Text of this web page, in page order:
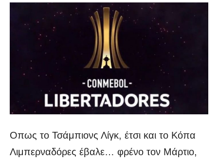
Οπως το Τσάμπιονς Λίγκ, έτσι και το Κόπα
Λιμπερναδόρες έβαλε… φρένο τον Μάρτιο,